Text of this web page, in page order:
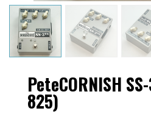
PeteCORNISH
825)